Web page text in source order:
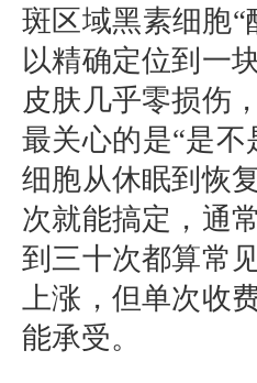
斑区域黑素细胞
以精确定位到一
皮肤几乎零损伤
最关心的是“是
细胞从休眠到恢
次就能搞定，通
到三十次都算常
上涨，但单次收
能承受。